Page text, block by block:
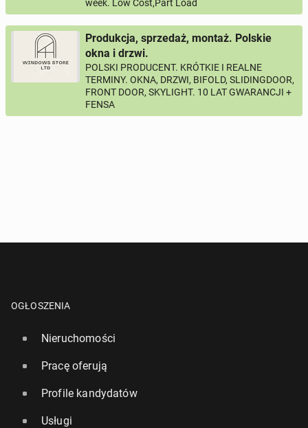
week. Low Cost,Part Load
Produkcja, sprzedaż, montaż. Polskie
okna i drzwi.
POLSKI PRODUCENT. KRÓTKIE I REALNE
TERMINY. OKNA, DRZWI, BIFOLD, SLIDINGDOOR,
FRONT DOOR, SKYLIGHT. 10 LAT GWARANCJI +
FENSA
OGŁOSZENIA
Nieruchomości
Pracę oferują
Profile kandydatów
Usługi